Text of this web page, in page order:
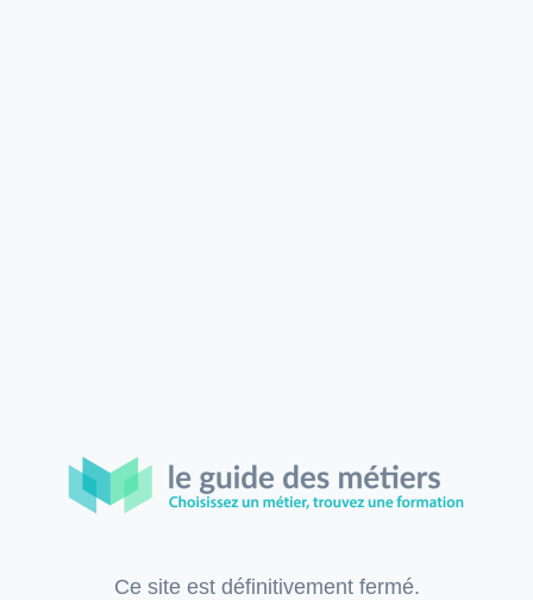
Ce site est définitivement fermé.